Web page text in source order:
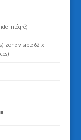
intégré)
zone visible 62 x
■